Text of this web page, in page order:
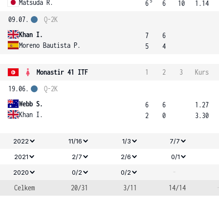
Matsuda R.
6
6
10
1.14
09.07.
Khan I.
Moreno Bautista P.
Q-2K
7
5
6
4
Monastir 41 ITF 1 2 3
Kurs
19.06.
Webb S.
Khan I.
Q-2K
6
2
6
0
1.27
3.30
2022 11/16 1/3
7/7
2021
2/7 2/6
0/1
2020
0/2 0/2
-
Celkem
20/31 3/11 14/14